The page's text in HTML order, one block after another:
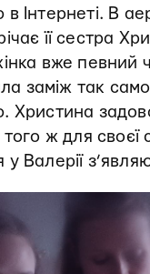
в Інтернеті. В
її сестра
вже певний
заміж так
Христина
того ж для своєї
Валерії